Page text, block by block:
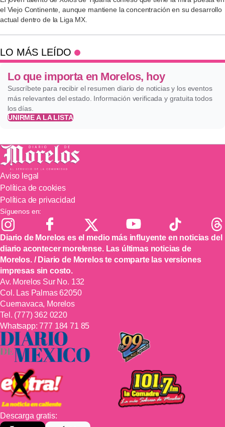
el Viejo Continente, aunque mantiene la concentración en su desarrollo
actual dentro de la Liga MX.
LO MÁS LEÍDO
Lo que importa en Morelos, hoy
Suscríbete para recibir el resumen diario de noticias y los eventos
más relevantes del estado. Información verificada y gratuita todos
los días.
UNIRME A LA LISTA
Aviso legal
Política de cookies
Política de privacidad
Síguenos en:
Diario de Morelos es el medio más influyente en noticias del
diario acontecer morelense. Las últimas noticias de
Morelos. / Diario de Morelos te comparte las versiones
impresas sin costo.
Av. Morelos Sur No. 132
Col. Las Palmas 62050
Cuernavaca, Morelos
Tel. (777) 362 0220
Whatsapp:777 184 71 85
Descarga gratis: